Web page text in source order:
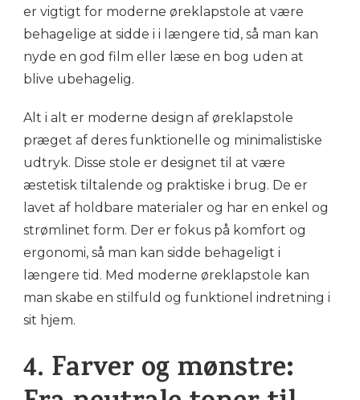
er vigtigt for moderne øreklapstole at være
behagelige at sidde i i længere tid, så man kan
nyde en god film eller læse en bog uden at
blive ubehagelig.
Alt i alt er moderne design af øreklapstole
præget af deres funktionelle og minimalistiske
udtryk. Disse stole er designet til at være
æstetisk tiltalende og praktiske i brug. De er
lavet af holdbare materialer og har en enkel og
strømlinet form. Der er fokus på komfort og
ergonomi, så man kan sidde behageligt i
længere tid. Med moderne øreklapstole kan
man skabe en stilfuld og funktionel indretning i
sit hjem.
4. Farver og mønstre: